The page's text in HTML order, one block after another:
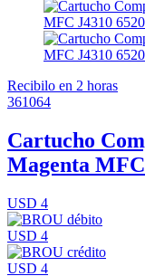
Recibilo en 2 horas
361064
Cartucho
Magenta
USD 4
USD 4
USD 4